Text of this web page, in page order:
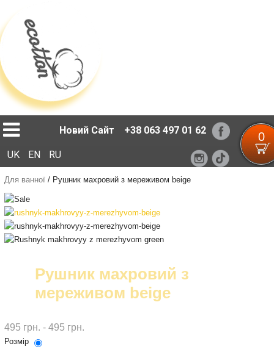
Новий Сайт +38 063 497 01 62 0
UK EN RU
Для ванної/ Рушник махровий з мереживом beige
Рушник махровий з
мереживом beige
495 грн. - 495 грн.
Розмір